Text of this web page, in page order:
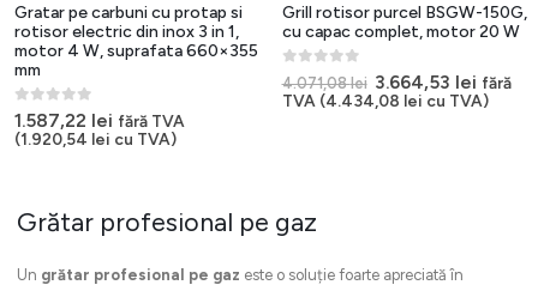
Gratar pe carbuni cu protap si
rotisor electric din inox 3 in 1,
motor 4 W, suprafata 660×355
mm
0 out of 5
1.587,22 lei fără TVA
(1.920,54 lei cu TVA)
Grill rotisor purcel BSGW-150G,
cu capac complet, motor 20 W
0 out of 5
4.071,08lei Prețul
inițial
a
3.664,53 lei Prețul
curent
fără
TVA (4.434,08 lei cu TVA)
Grătar profesional pe gaz
Un grătar profesional pe gaz este o soluție foarte apreciată în